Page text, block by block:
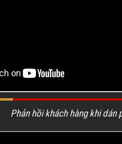
Phản hồi khách hàng khi dán